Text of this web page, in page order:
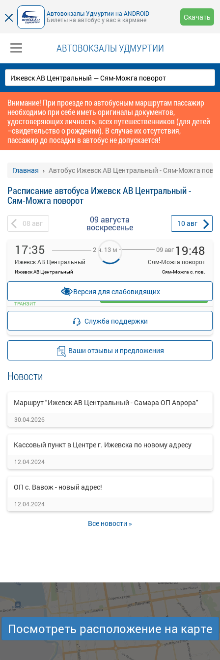
Автовокзалы Удмуртии на ANDROID
Билеты на автобус у вас в кармане
Скачать
АВТОВОКЗАЛЫ УДМУРТИИ
Внимание! При проезде по автобусным маршрутам пассажир
необходимо при себе иметь оригиналы документов,
удостоверяющих личность, всех путешественников (для детей
–свидетельство о рождении). В случае их отсутствия,
пассажир до посадки в автобус не допускается!
Главная Автобус Ижевск АВ Центральный - Сям-Можга
Расписание автобуса Ижевск АВ Центральный -
Сям-Можга поворот
08 авг 09 августа
воскресенье 10авг
17:35
Ижевск АВ Центральный
Ижевск АВ Центральный
2 ч. 13 м 09 авг 19:48
Сям-Можга поворот
Сям-Можга с. пов.
—
ТРАНЗИТ
Загрузить цену
Версия для слабовидящих
Служба поддержки
Ваши отзывы и предложения
Новости
Маршрут "Ижевск АВ Центральный - Самара ОП Аврора"
30.04.2026
Кассовый пункт в Центре г. Ижевска по новому адресу
12.04.2024
ОП с. Вавож - новый адрес!
12.04.2024
Все новости »
Посмотреть расположение на карте